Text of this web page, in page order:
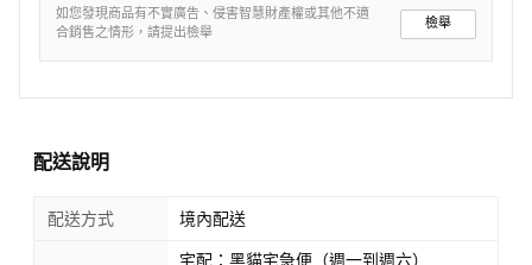
如您發現商品有不實廣告、侵害智慧財產權或其他不適
合銷售之情形，請提出檢舉
檢舉
配送說明
配送方式 境內配送
宅配：黑貓宅急便（週一到週六）